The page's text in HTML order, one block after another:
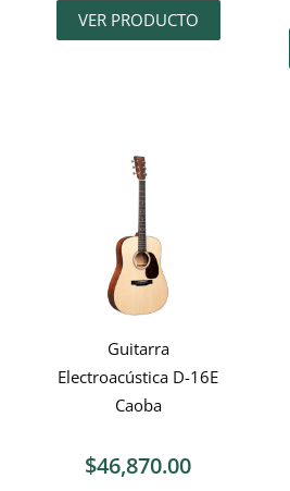
VER PRODUCTO
Guitarra
Electroacústica D-16E
Caoba
$46,870.00